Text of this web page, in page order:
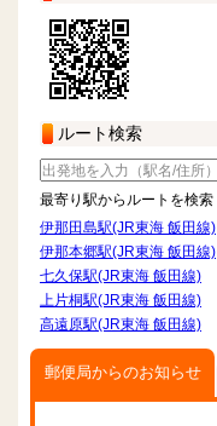
ルート検索
最寄り駅からルートを検索
伊那田島駅(JR東海 飯田線)
伊那本郷駅(JR東海 飯田線)
七久保駅(JR東海 飯田線)
上片桐駅(JR東海 飯田線)
高遠原駅(JR東海 飯田線)
郵便局からのお知らせ